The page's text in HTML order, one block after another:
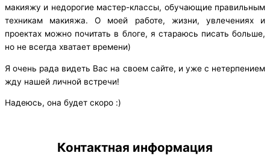
макияжу и недорогие мастер-классы, обучающие правильным
техникам макияжа. О моей работе, жизни, увлечениях и
проектах можно почитать в блоге, я стараюсь писать больше,
но не всегда хватает времени)
Я очень рада видеть Вас на своем сайте, и уже с нетерпением
жду нашей личной встречи!
Надеюсь, она будет скоро :)
Контактная информация